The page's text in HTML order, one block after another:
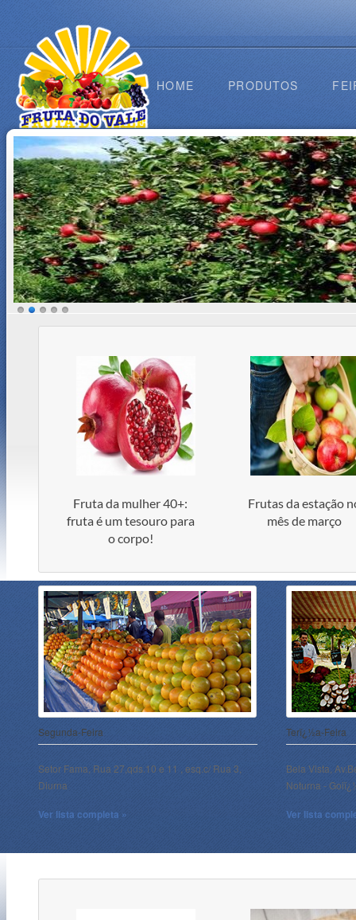
HOME PRODUTOS
Fruta da mulher 40+:
fruta é um tesouro para
o corpo!
Frutas da estação
mês de março
Segunda-Feira
Setor Fama, Rua 27,qds.10 e 11 , esq.c/ Rua 3,
Diurna
Ver lista completa »
Terï¿½a-Feira
Bela Vista,
Noturna -
Ver lista